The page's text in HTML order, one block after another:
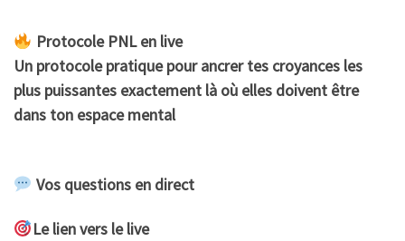
Protocole PNL en live
Un protocole pratique pour ancrer tes croyances les
plus puissantes exactement là où elles doivent être
dans ton espace mental
Vos questions en direct
Le lien vers le live